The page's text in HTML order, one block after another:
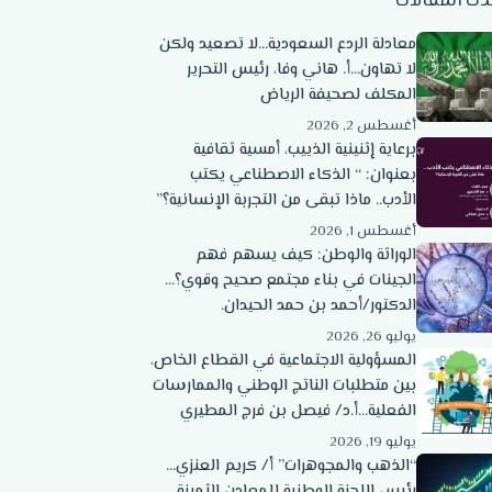
معادلة الردع السعودية…لا تصعيد ولكن
لا تهاون…أ. هاني وفا، رئيس التحرير
المكلف لصحيفة الرياض
أغسطس 2, 2026
برعاية إثنينية الذييب، أمسية ثقافية
بعنوان: “ الذكاء الاصطناعي يكتب
الأدب.. ماذا تبقى من التجربة الإنسانية؟”
أغسطس 1, 2026
الوراثة والوطن: كيف يسهم فهم
الجينات في بناء مجتمع صحيح وقوي؟…
الدكتور/أحمد بن حمد الحيدان.
يوليو 26, 2026
المسؤولية الاجتماعية في القطاع الخاص،
بين متطلبات الناتج الوطني والممارسات
الفعلية…أ.د/ فيصل بن فرج المطيري
يوليو 19, 2026
“الذهب والمجوهرات” أ/ كريم العنزي…